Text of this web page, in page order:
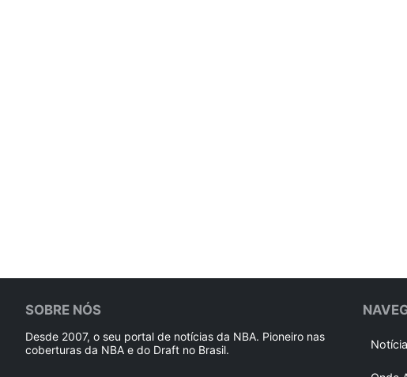
SOBRE NÓS
Desde 2007, o seu portal de notícias da NBA. Pioneiro nas
coberturas da NBA e do Draft no Brasil.